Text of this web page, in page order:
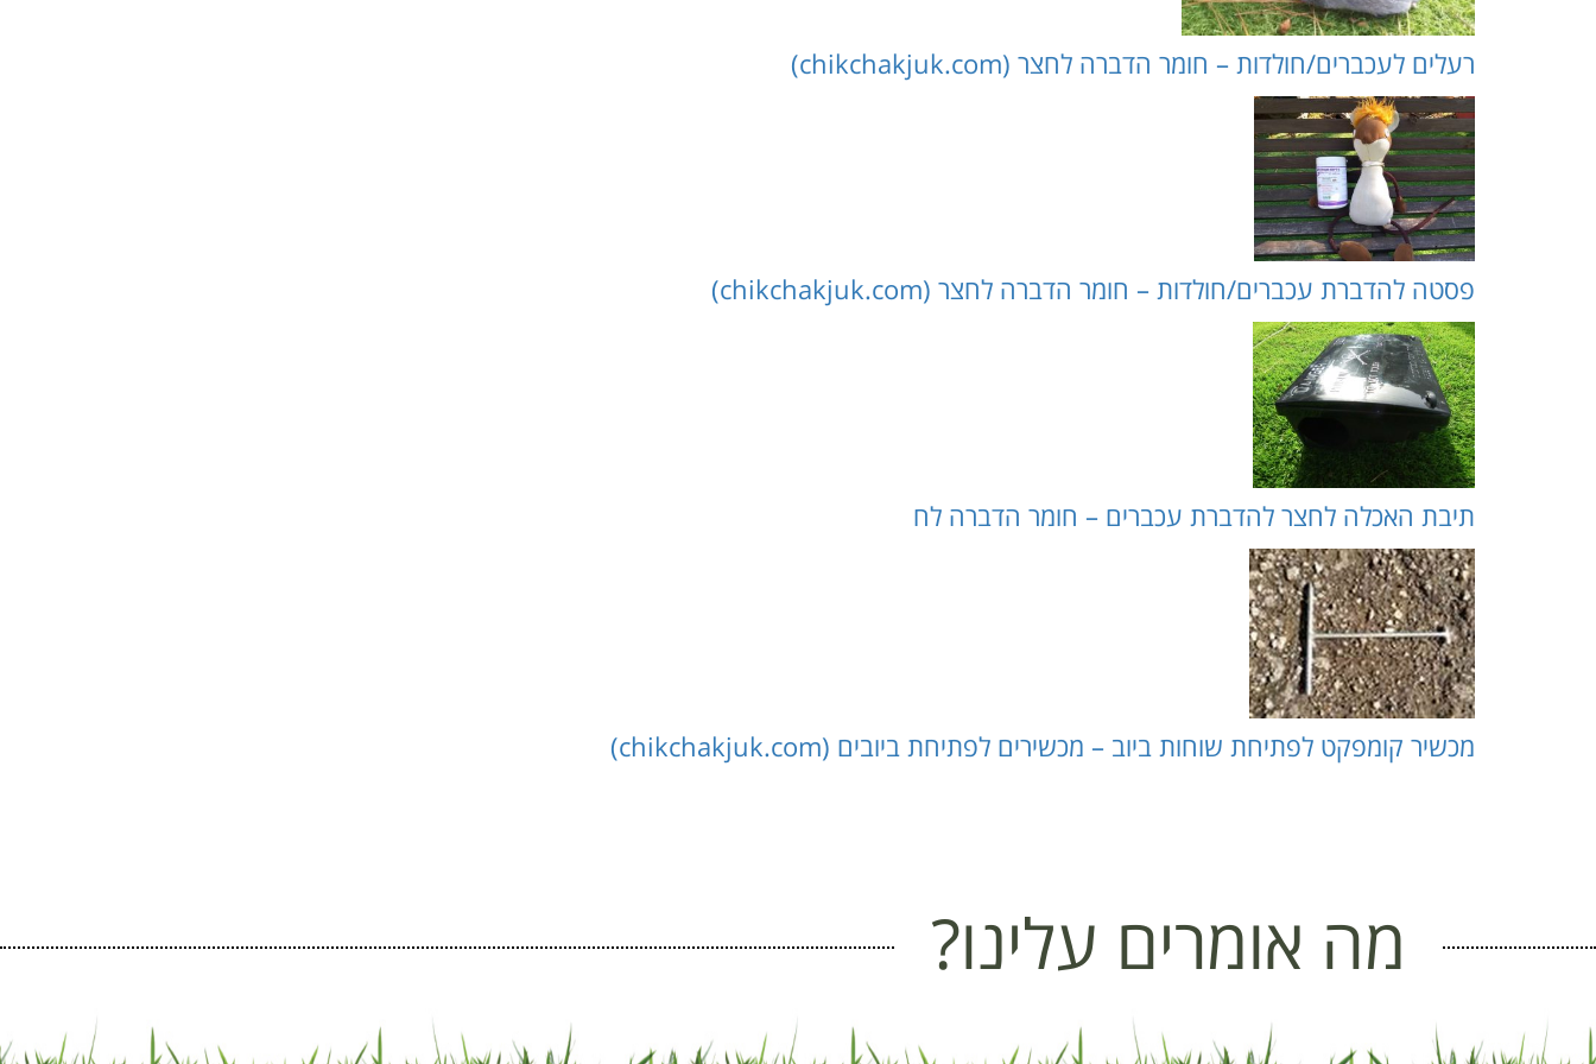
רעלים לעכברים/חולדות – חומר הדברה לחצר (chikchakjuk.com)
פסטה להדברת עכברים/חולדות – חומר הדברה לחצר (chikchakjuk.com)
תיבת האכלה לחצר להדברת עכברים – חומר הדברה לח
מכשיר קומפקט לפתיחת שוחות ביוב – מכשירים לפתיחת ביובים (chikchakjuk.com)
מה אומרים עלינו?